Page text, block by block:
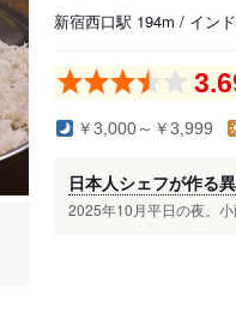
新宿西口駅 194m / インド
￥3,000～￥3,999
日本人シェフが作る
2025年10月平日の夜。